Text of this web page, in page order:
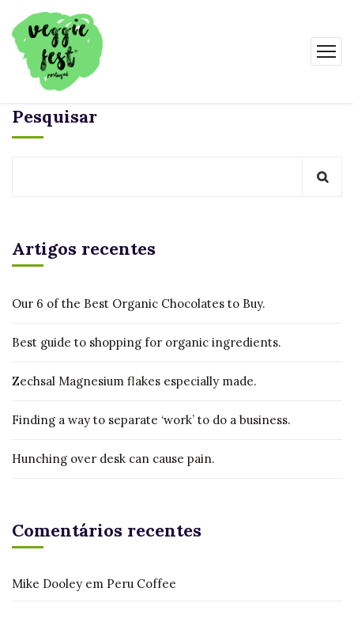
Pesquisar
Artigos recentes
Our 6 of the Best Organic Chocolates to Buy.
Best guide to shopping for organic ingredients.
Zechsal Magnesium flakes especially made.
Finding a way to separate ‘work’ to do a business.
Hunching over desk can cause pain.
Comentários recentes
Mike Dooley em Peru Coffee